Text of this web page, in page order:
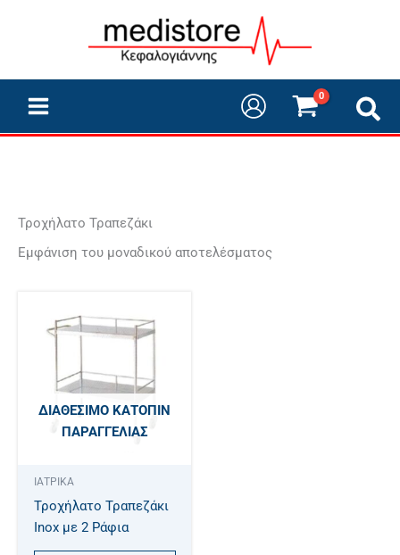
Τροχήλατο Τραπεζάκι
Εμφάνιση του μοναδικού αποτελέσματος
ΔΙΑΘΈΣΙΜΟ ΚΑΤΌΠΙΝ
ΠΑΡΑΓΓΕΛΊΑΣ
ΙΑΤΡΙΚΑ
Τροχήλατο Τραπεζάκι
Inox με 2 Ράφια